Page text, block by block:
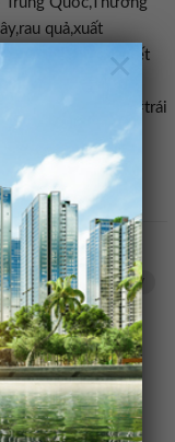
×
quả,xuất
tiến thương mại,kết
thương
#giao #thương #trái
#giữa
Nam - Quảng Tây
thương mại việt nam
Công Thương
xúc tiến thương
Việt Nam -